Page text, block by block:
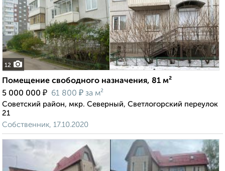
12
Помещение свободного назначения, 81 м²
5 000 000 ₽ 61 800 ₽ за м²
Советский район, мкр. Северный, Светлогорский переулок
21
Собственник, 17.10.2020